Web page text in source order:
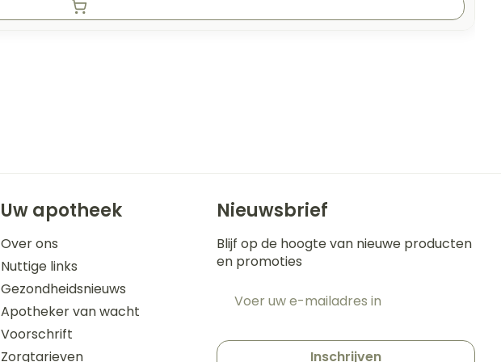
Uw apotheek
Over ons
Nuttige links
Gezondheidsnieuws
Apotheker van wacht
Voorschrift
Zorgtarieven
Nieuwsbrief
Blijf op de hoogte van nieuwe producten
en promoties
Inschrijven